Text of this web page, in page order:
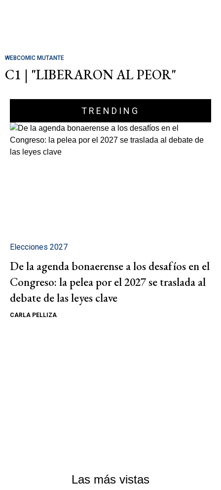
WEBCOMIC MUTANTE
C1 | "LIBERARON AL PEOR"
TRENDING
Elecciones 2027
De la agenda bonaerense a los desafíos en el
Congreso: la pelea por el 2027 se traslada al
debate de las leyes clave
CARLA PELLIZA
Las más vistas